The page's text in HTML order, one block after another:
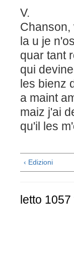
V.
la u je
quar tant
qui
les bienz
a maint
maiz j'ai
qu'il les
‹ Edizioni
letto 1057